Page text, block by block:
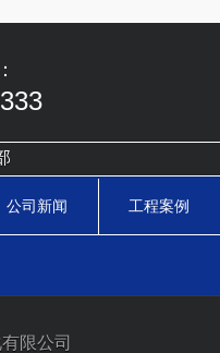
公司新闻 工程案例
限公司